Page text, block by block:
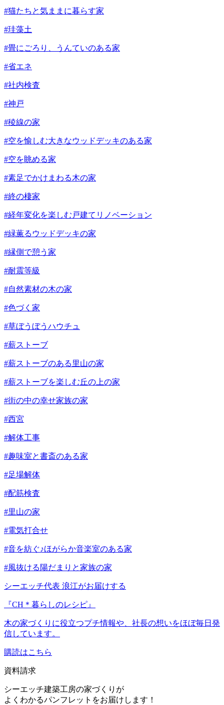
#猫たちと気ままに暮らす家
#珪藻土
#畳にごろり、うんていのある家
#省エネ
#社内検査
#神戸
#稜線の家
#空を愉しむ大きなウッドデッキのある家
#空を眺める家
#素足でかけまわる木の家
#終の棲家
#経年変化を楽しむ戸建てリノベーション
#緑薫るウッドデッキの家
#縁側で憩う家
#耐震等級
#自然素材の木の家
#色づく家
#草ぼうぼうハウチュ
#薪ストーブ
#薪ストーブのある里山の家
#薪ストーブを楽しむ丘の上の家
#街の中の幸せ家族の家
#西宮
#解体工事
#趣味室と書斎のある家
#足場解体
#配筋検査
#里山の家
#電気打合せ
#音を紡ぐ♪ほがらか音楽室のある家
#風抜ける陽だまりと家族の家
シーエッチ代表 浪江がお届けする
『CH＊暮らしのレシピ』
木の家づくりに役立つプチ情報や、社長の想いをほぼ毎日発
信しています。
購読はこちら
資料請求
シーエッチ建築工房の家づくりが
よくわかるパンフレットをお届けします！